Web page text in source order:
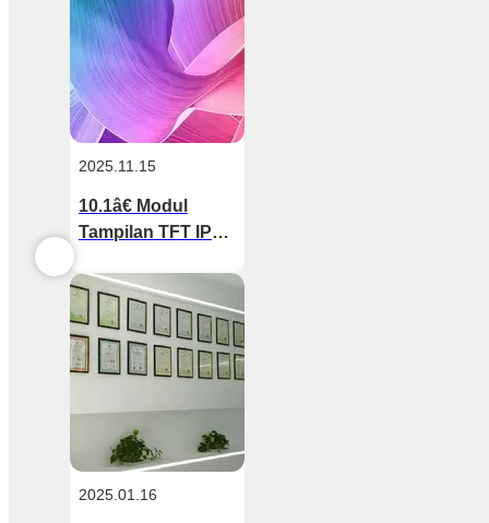
2025.11.15
10.1â€ Modul
Tampilan TFT IPS
Ramping untuk
Elektronik
Portabel dan
Konsumen Indoor
2025.01.16